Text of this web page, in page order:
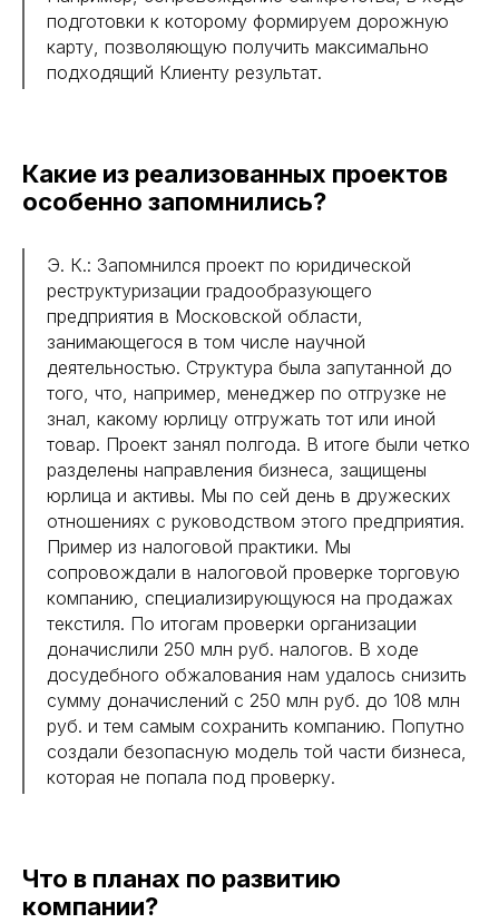
подготовки к которому формируем дорожную
карту, позволяющую получить максимально
подходящий Клиенту результат.
Какие из реализованных проектов
особенно запомнились?
Э. К.: Запомнился проект по юридической
реструктуризации градообразующего
предприятия в Московской области,
занимающегося в том числе научной
деятельностью. Структура была запутанной до
того, что, например, менеджер по отгрузке не
знал, какому юрлицу отгружать тот или иной
товар. Проект занял полгода. В итоге были четко
разделены направления бизнеса, защищены
юрлица и активы. Мы по сей день в дружеских
отношениях с руководством этого предприятия.
Пример из налоговой практики. Мы
сопровождали в налоговой проверке торговую
компанию, специализирующуюся на продажах
текстиля. По итогам проверки организации
доначислили 250 млн руб. налогов. В ходе
досудебного обжалования нам удалось снизить
сумму доначислений с 250 млн руб. до 108 млн
руб. и тем самым сохранить компанию. Попутно
создали безопасную модель той части бизнеса,
которая не попала под проверку.
Что в планах по развитию
компании?